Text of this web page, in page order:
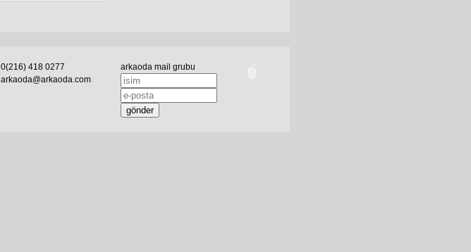
0(216) 418 0277
arkaoda@arkaoda.com
arkaoda mail grubu